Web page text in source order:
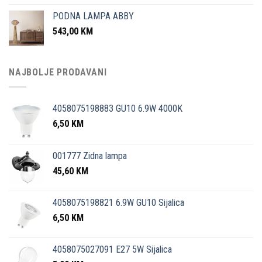
PODNA LAMPA ABBY
543,00 KM
NAJBOLJE PRODAVANI
4058075198883 GU10 6.9W 4000K
6,50 KM
001777 Zidna lampa
45,60 KM
4058075198821 6.9W GU10 Sijalica
6,50 KM
4058075027091 E27 5W Sijalica